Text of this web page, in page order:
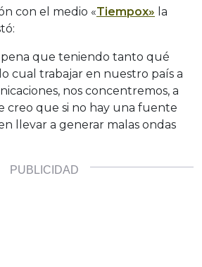
con el medio «Tiempox» la
pena que teniendo tanto qué
cual trabajar en nuestro país a
nos concentremos, a
creo que si no hay una fuente
llevar a generar malas ondas